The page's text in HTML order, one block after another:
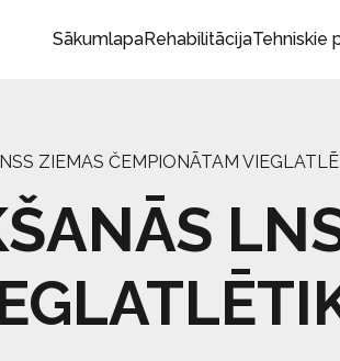
SākumlapaRehabilitācijaTehniskie
ZIEMAS ČEMPIONĀTAM